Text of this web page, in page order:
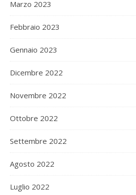
Marzo 2023
Febbraio 2023
Gennaio 2023
Dicembre 2022
Novembre 2022
Ottobre 2022
Settembre 2022
Agosto 2022
Luglio 2022